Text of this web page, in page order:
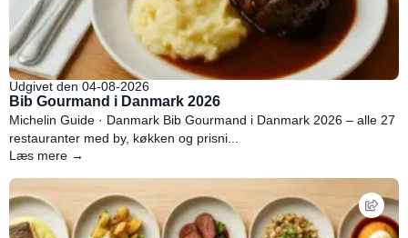
Udgivet den 04-08-2026
Bib Gourmand i Danmark 2026
Michelin Guide · Danmark Bib Gourmand i Danmark 2026 – alle 27
restauranter med by, køkken og prisni...
Læs mere →